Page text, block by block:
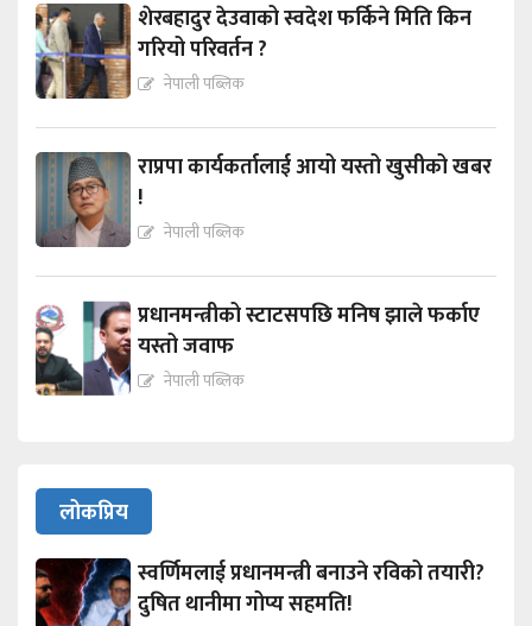
शेरबहादुर देउवाको स्वदेश फर्किने मिति किन
गरियो परिवर्तन ?
नेपाली पब्लिक
राप्रपा कार्यकर्तालाई आयो यस्तो खुसीको खबर
!
नेपाली पब्लिक
प्रधानमन्त्रीको स्टाटसपछि मनिष झाले फर्काए
यस्तो जवाफ
नेपाली पब्लिक
लोकप्रिय
स्वर्णिमलाई प्रधानमन्त्री बनाउने रविको तयारी?
दुषित थानीमा गोप्य सहमति!